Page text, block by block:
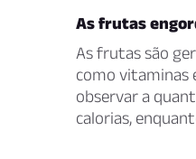
As frutas
As frutas são
como vitaminas
observar a
calorias,